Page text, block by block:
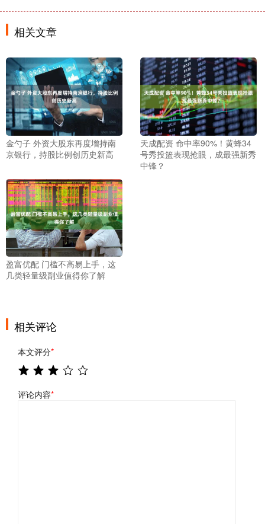
相关文章
金勺子 外资大股东再度增持南
京银行，持股比例创历史新高
天成配资 命中率90%！黄蜂34
号秀投篮表现抢眼，成最强新秀
中锋？
盈富优配 门槛不高易上手，这
几类轻量级副业值得你了解
相关评论
本文评分*
评论内容*